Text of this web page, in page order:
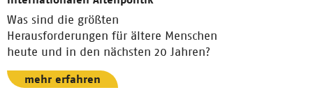
Was sind die größten
Herausforderungen für ältere Menschen
heute und in den nächsten 20 Jahren?
mehr erfahren